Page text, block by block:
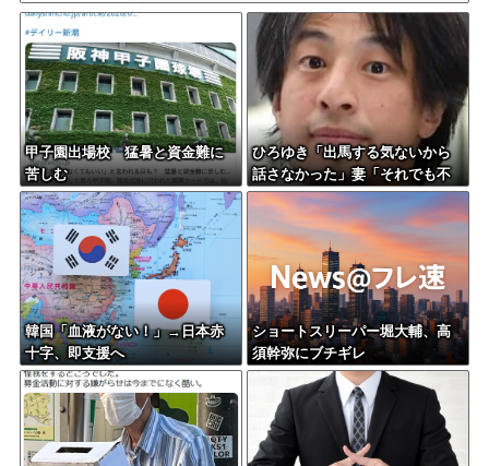
甲子園出場校 猛暑と資金難に
苦しむ
ひろゆき「出馬する気ないから
話さなかった」妻「それでも不
誠実だろ」→離婚協議へｗｗｗ
ｗｗ
韓国「血液がない！」→日本赤
十字、即支援へ
ショートスリーパー堀大輔、高
須幹弥にブチギレ